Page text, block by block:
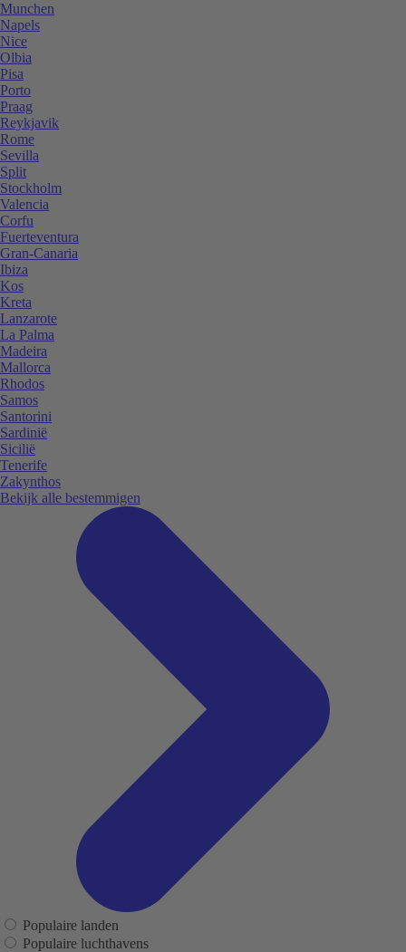
Munchen
Napels
Nice
Olbia
Pisa
Porto
Praag
Reykjavik
Rome
Sevilla
Split
Stockholm
Valencia
Corfu
Fuerteventura
Gran-Canaria
Ibiza
Kos
Kreta
Lanzarote
La Palma
Madeira
Mallorca
Rhodos
Samos
Santorini
Sardinië
Sicilië
Tenerife
Zakynthos
Bekijk alle bestemmigen
Populaire landen
Populaire luchthavens